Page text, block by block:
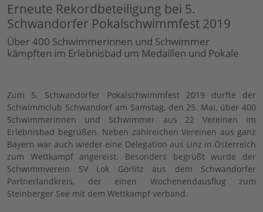
Erneute Rekordbeteiligung bei 5.
Schwandorfer Pokalschwimmfest 2019
Über 400 Schwimmerinnen und Schwimmer
kämpften im Erlebnisbad um Medaillen und Pokale
Zum 5. Schwandorfer Pokalschwimmfest 2019 durfte der
Schwimmclub Schwandorf am Samstag, den 25. Mai, über 400
Schwimmerinnen und Schwimmer aus 22 Vereinen im
Erlebnisbad begrüßen. Neben zahlreichen Vereinen aus ganz
Bayern war auch wieder eine Delegation aus Linz in Österreich
zum Wettkampf angereist. Besonders begrüßt wurde der
Schwimmverein SV Lok Görlitz aus dem Schwandorfer
Partnerlandkreis, der einen Wochenendausflug zum
Steinberger See mit dem Wettkampf verband.